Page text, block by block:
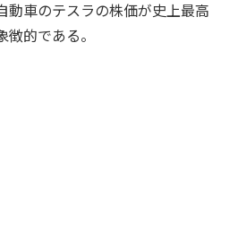
動車のテスラの株価が史上最高
的である。